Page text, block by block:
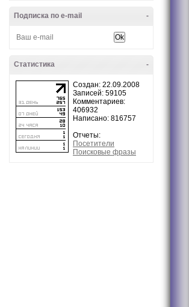
-
Подписка по e-mail
-
Статистика
Создан: 22.09.2008
Записей: 59105
Комментариев:
406932
Написано: 816757
Отчеты:
Посетители
Поисковые фразы